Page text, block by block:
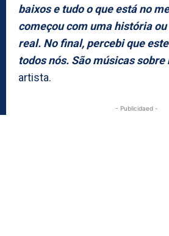
baixos e tudo o que está no
começou com uma história
real. No final, percebi que
todos nós. São músicas sobre
artista.
- Publicidaed -